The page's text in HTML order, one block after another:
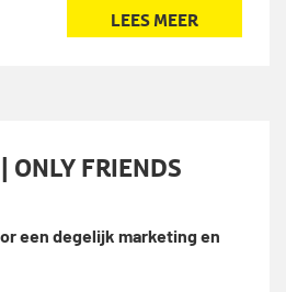
LEES MEER
ONLY FRIENDS
een degelijk marketing en